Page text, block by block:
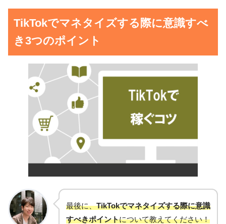
TikTokでマネタイズする際に意識すべ
き3つのポイント
最後に、TikTokでマネタイズする際に意識
すべきポイントについて教えてください！